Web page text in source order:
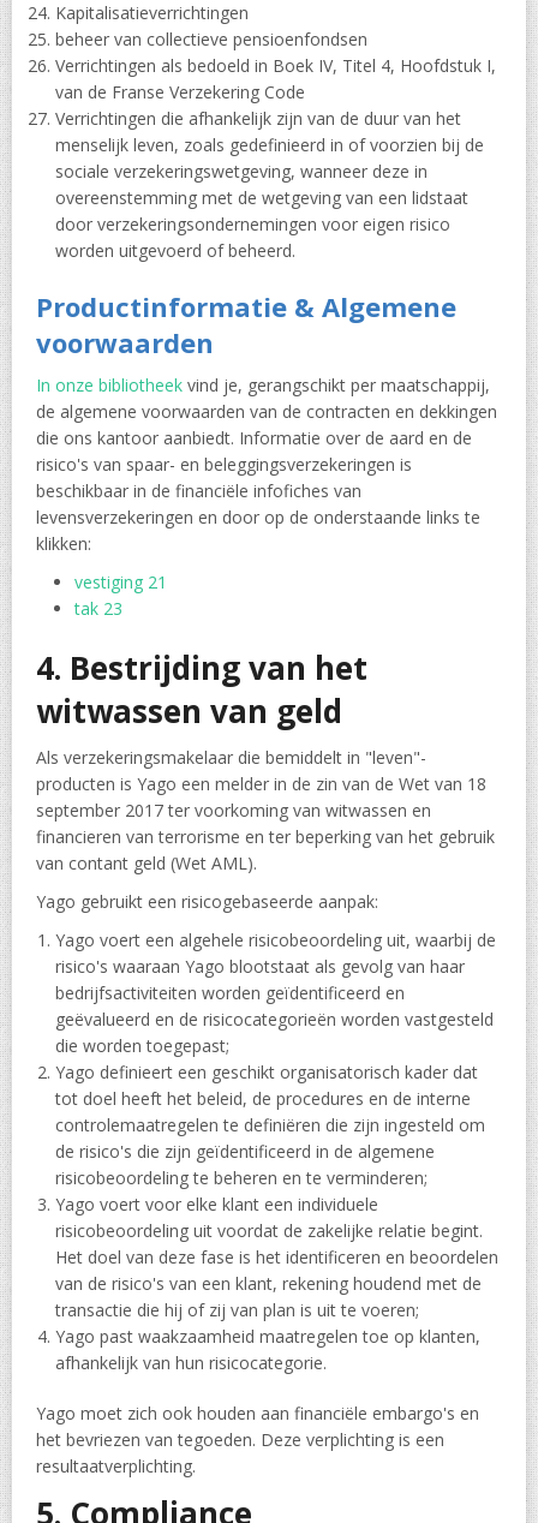
Kapitalisatieverrichtingen
beheer van collectieve pensioenfondsen
Verrichtingen als bedoeld in Boek IV, Titel 4, Hoofdstuk I,
van de Franse Verzekering Code
Verrichtingen die afhankelijk zijn van de duur van het
menselijk leven, zoals gedefinieerd in of voorzien bij de
sociale verzekeringswetgeving, wanneer deze in
overeenstemming met de wetgeving van een lidstaat
door verzekeringsondernemingen voor eigen risico
worden uitgevoerd of beheerd.
Productinformatie & Algemene
voorwaarden
In onze bibliotheek vind je, gerangschikt per maatschappij,
de algemene voorwaarden van de contracten en dekkingen
die ons kantoor aanbiedt. Informatie over de aard en de
risico's van spaar- en beleggingsverzekeringen is
beschikbaar in de financiële infofiches van
levensverzekeringen en door op de onderstaande links te
klikken:
vestiging 21
tak 23
4. Bestrijding van het
witwassen van geld
Als verzekeringsmakelaar die bemiddelt in "leven"-
producten is Yago een melder in de zin van de Wet van 18
september 2017 ter voorkoming van witwassen en
financieren van terrorisme en ter beperking van het gebruik
van contant geld (Wet AML).
Yago gebruikt een risicogebaseerde aanpak:
Yago voert een algehele risicobeoordeling uit, waarbij de
risico's waaraan Yago blootstaat als gevolg van haar
bedrijfsactiviteiten worden geïdentificeerd en
geëvalueerd en de risicocategorieën worden vastgesteld
die worden toegepast;
Yago definieert een geschikt organisatorisch kader dat
tot doel heeft het beleid, de procedures en de interne
controlemaatregelen te definiëren die zijn ingesteld om
de risico's die zijn geïdentificeerd in de algemene
risicobeoordeling te beheren en te verminderen;
Yago voert voor elke klant een individuele
risicobeoordeling uit voordat de zakelijke relatie begint.
Het doel van deze fase is het identificeren en beoordelen
van de risico's van een klant, rekening houdend met de
transactie die hij of zij van plan is uit te voeren;
Yago past waakzaamheid maatregelen toe op klanten,
afhankelijk van hun risicocategorie.
Yago moet zich ook houden aan financiële embargo's en
het bevriezen van tegoeden. Deze verplichting is een
resultaatverplichting.
5. Compliance